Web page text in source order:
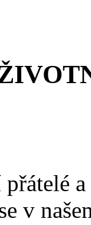
a
v